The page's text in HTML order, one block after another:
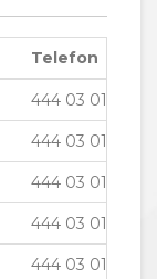
Telefon
444 03 01
444 03 01
444 03 01
444 03 01
444 03 01